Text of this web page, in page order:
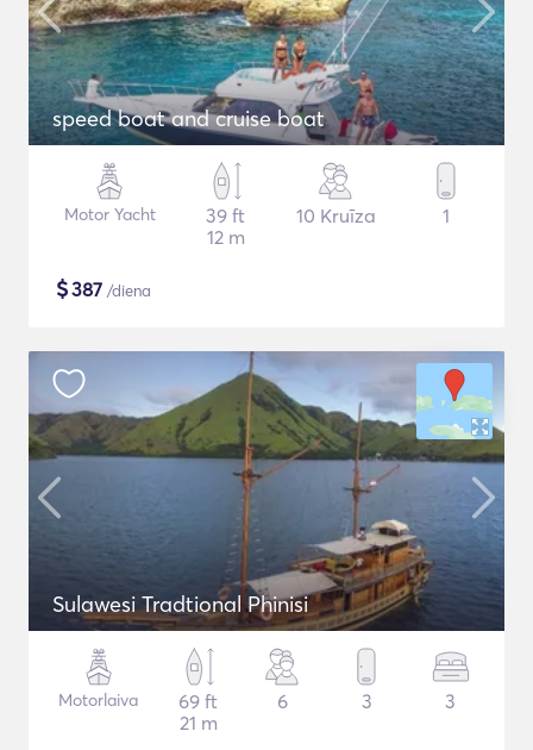
speed boat and cruise boat
Motor Yacht
39 ft
12 m
10 Kruīza 1
$387 /diena
Sulawesi Tradtional Phinisi
Motorlaiva
69 ft
21 m
6 3 3